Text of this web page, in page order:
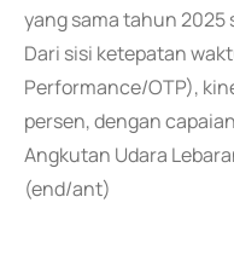
yang sama tahun 2025
Dari sisi ketepatan
Performance/OTP),
persen, dengan
Angkutan Udara
(end/ant)